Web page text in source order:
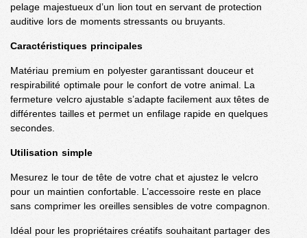
pelage majestueux d’un lion tout en servant de protection
auditive lors de moments stressants ou bruyants.
Caractéristiques principales
Matériau premium en polyester garantissant douceur et
respirabilité optimale pour le confort de votre animal. La
fermeture velcro ajustable s’adapte facilement aux têtes de
différentes tailles et permet un enfilage rapide en quelques
secondes.
Utilisation simple
Mesurez le tour de tête de votre chat et ajustez le velcro
pour un maintien confortable. L’accessoire reste en place
sans comprimer les oreilles sensibles de votre compagnon.
Idéal pour les propriétaires créatifs souhaitant partager des